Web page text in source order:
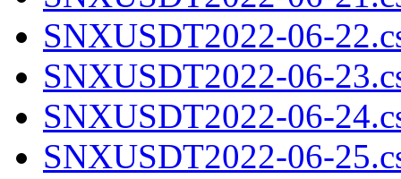
SNXUSDT2022-06-
SNXUSDT2022-06-
SNXUSDT2022-06-
SNXUSDT2022-06-